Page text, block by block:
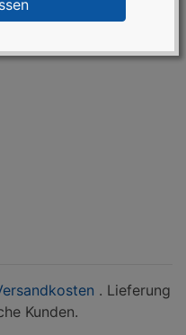
. Lieferung
Kunden.